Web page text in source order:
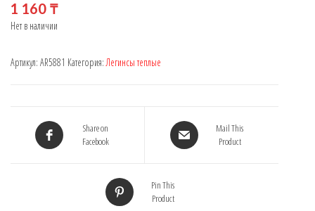
1 160 ₸
Нет в наличии
Артикул: AR5881 Категория: Легинсы теплые
Share on
Facebook
Mail This
Product
Pin This
Product